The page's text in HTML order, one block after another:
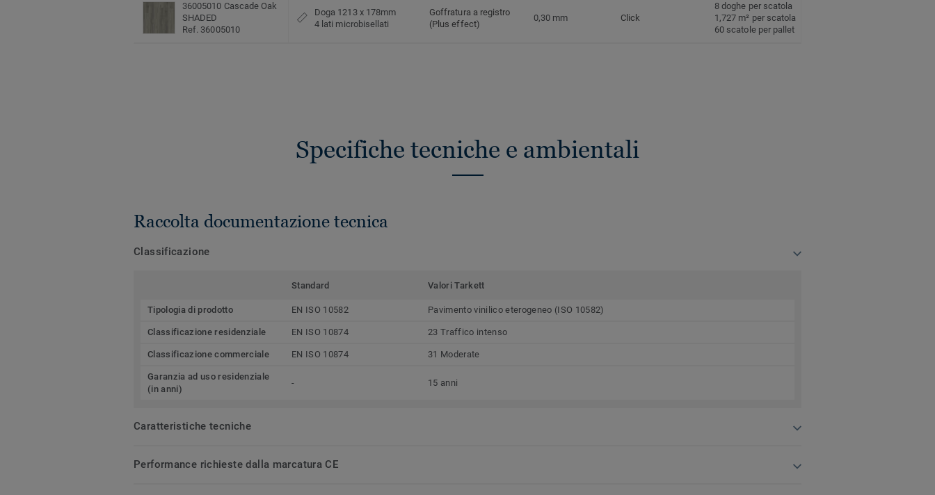
36005010 Cascade Oak
SHADED
Ref. 36005010
Doga 1213 x 178mm
4 lati microbisellati
Goffratura a registro
(Plus effect)
0,30 mm Click
8 doghe per scatola
1,727 m² per scatola
60 scatole per pallet
Specifiche tecniche e ambientali
Raccolta documentazione tecnica
Classificazione
Standard Valori Tarkett
Tipologia di prodotto EN ISO 10582 Pavimento vinilico eterogeneo (ISO 10582)
Classificazione residenziale EN ISO 10874 23 Traffico intenso
Classificazione commerciale EN ISO 10874 31 Moderate
Garanzia ad uso residenziale
(in anni)
- 15 anni
Caratteristiche tecniche
Performance richieste dalla marcatura CE